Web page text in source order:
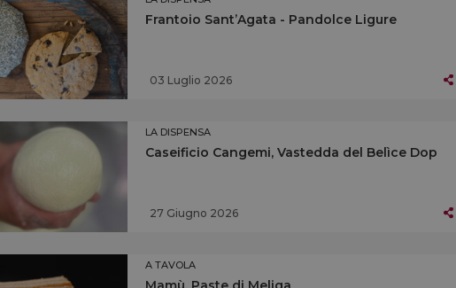
Frantoio Sant’Agata - Pandolce Ligure
03 Luglio 2026
LA DISPENSA
Caseificio Cangemi, Vastedda del Belìce Dop
27 Giugno 2026
A TAVOLA